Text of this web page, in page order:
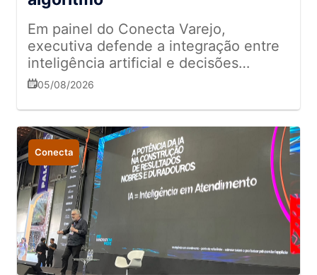
Em painel do Conecta Varejo,
executiva defende a integração entre
inteligência artificial e decisões
humanas para aumentar vendas,
impulsionar resultados
05/08/2026
Conecta